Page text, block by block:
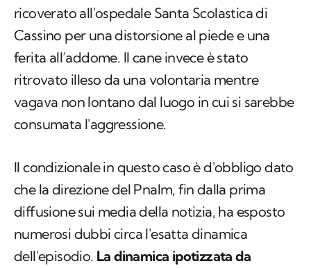
ricoverato all'ospedale Santa Scolastica di
Cassino per una distorsione al piede e una
ferita all’addome. Il cane invece è stato
ritrovato illeso da una volontaria mentre
vagava non lontano dal luogo in cui si sarebbe
consumata l'aggressione.
Il condizionale in questo caso è d'obbligo dato
che la direzione del Pnalm, fin dalla prima
diffusione sui media della notizia, ha esposto
numerosi dubbi circa l'esatta dinamica
dell'episodio. La dinamica ipotizzata da